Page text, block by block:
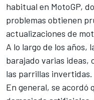
habitual en MotoGP,
problemas obtienen
actualizaciones de
A lo largo de los años,
barajado varias ideas,
las parrillas invertidas.
En general, se acordó